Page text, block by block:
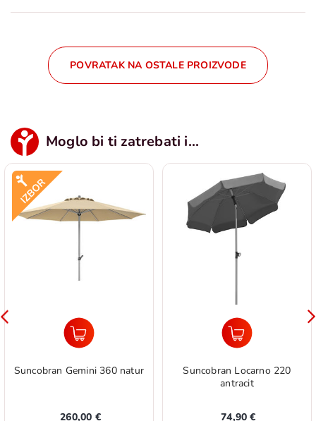
POVRATAK NA OSTALE PROIZVODE
Moglo bi ti zatrebati i...
Suncobran Gemini 360 natur
260,00 €
Suncobran Locarno 220
antracit
74,90 €